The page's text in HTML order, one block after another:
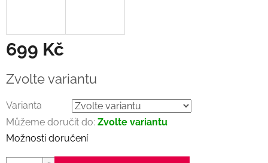
699 Kč
cena:
Zvolte variantu
Varianta
Můžeme doručit do: Zvolte variantu
Možnosti doručení